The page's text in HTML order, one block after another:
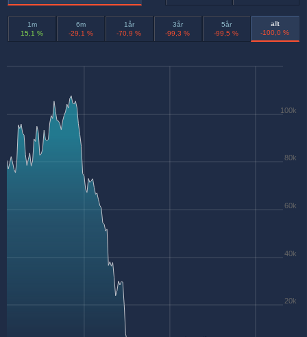
1m
15,1 %
6m
-29,1 %
1år
-70,9 %
3år
-99,3 %
5år
-99,5 %
allt
-100,0 %
20k
40k
60k
80k
100k